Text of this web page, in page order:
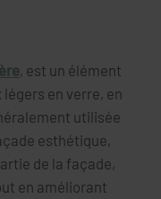
, est un élément
en verre, en
utilisée
esthétique,
de la façade,
en améliorant